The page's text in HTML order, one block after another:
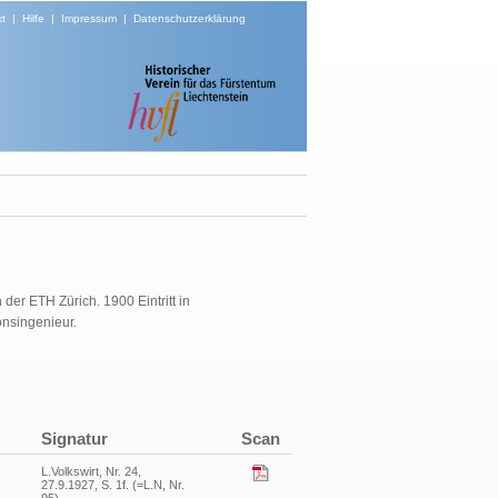
| Hilfe | Impressum| Datenschutzerklärung
ETH Zürich. 1900 Eintritt in
Signatur Scan
L.Volkswirt, Nr. 24,
27.9.1927, S. 1f. (=L.N, Nr.